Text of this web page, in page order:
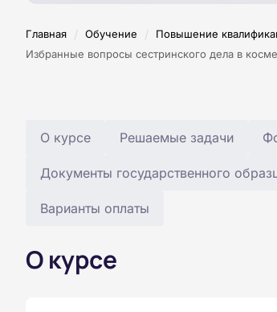
Главная / Обучение / Повышение
Избранные вопросы сестринского дела в
О курсе Решаемые задачи
Документы государственного
Варианты оплаты
О курсе